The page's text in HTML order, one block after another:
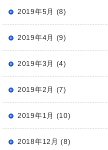
2019年5月 (8)
2019年4月 (9)
2019年3月 (4)
2019年2月 (7)
2019年1月 (10)
2018年12月 (8)